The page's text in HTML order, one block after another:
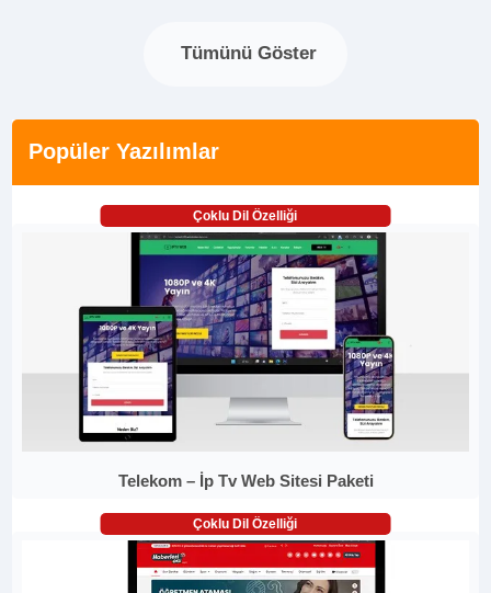
Tümünü Göster
Popüler Yazılımlar
Çoklu Dil Özelliği
Telekom – İp Tv Web Sitesi Paketi
Çoklu Dil Özelliği